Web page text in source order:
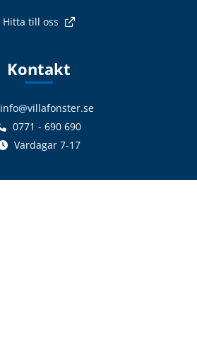
Hitta till oss
Kontakt
info@villafonster.se
0771 - 690 690
Vardagar 7-17